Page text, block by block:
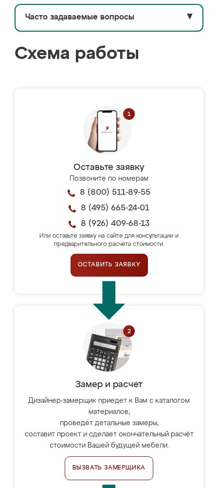
Часто задаваемые вопросы ▼
Схема работы
Оставьте заявку
Позвоните по номерам
8 (800) 511-89-55
8 (495) 665-24-01
8 (926) 409-68-13
Или оставьте заявку на сайте для консультации и
предварительного расчёта стоимости.
ОСТАВИТЬ ЗАЯВКУ
Замер и расчет
Дизайнер-замерщик приедет к Вам с каталогом
материалов,
проведёт детальные замеры,
составит проект и сделает окончательный расчёт
стоимости Вашей будущей мебели.
ВЫЗВАТЬ ЗАМЕРЩИКА